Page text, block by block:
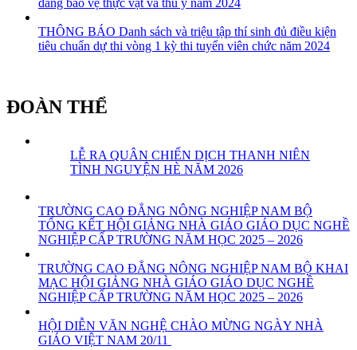
đẳng bảo vệ thực vật và thú y năm 2024
THÔNG BÁO Danh sách và triệu tập thí sinh đủ điều kiện
tiêu chuẩn dự thi vòng 1 kỳ thi tuyển viên chức năm 2024
ĐOÀN THỂ
LỄ RA QUÂN CHIẾN DỊCH THANH NIÊN
TÌNH NGUYỆN HÈ NĂM 2026
TRƯỜNG CAO ĐẲNG NÔNG NGHIỆP NAM BỘ
TỔNG KẾT HỘI GIẢNG NHÀ GIÁO GIÁO DỤC NGHỀ
NGHIỆP CẤP TRƯỜNG NĂM HỌC 2025 – 2026
TRƯỜNG CAO ĐẲNG NÔNG NGHIỆP NAM BỘ KHAI
MẠC HỘI GIẢNG NHÀ GIÁO GIÁO DỤC NGHỀ
NGHIỆP CẤP TRƯỜNG NĂM HỌC 2025 – 2026
HỘI DIỄN VĂN NGHỆ CHÀO MỪNG NGÀY NHÀ
GIÁO VIỆT NAM 20/11